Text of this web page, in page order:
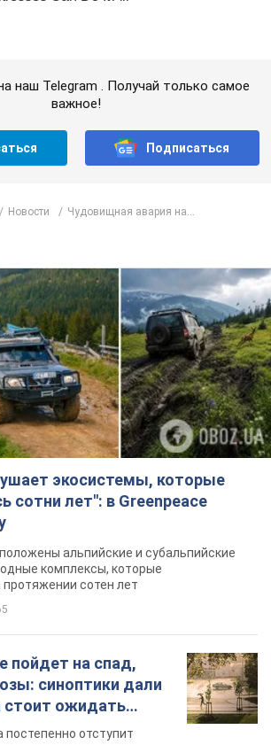
наш Telegram . Получай только самое
важное!
Подписаться
Новости Чудовищная авария на...
экосистемы, которые
сотни лет": в Greenpeace
альпийские и субальпийские
комплексы, которые
сотен лет
пойдет на спад,
синоптики дали
стоит ожидать
отступит